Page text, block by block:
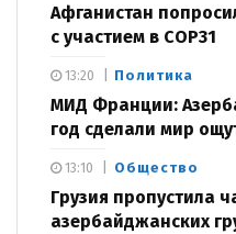
Афганистан
с участием в COP31
Политика
МИД Франции:
год сделали мир
13:20
Общество
Грузия пропустила
азербайджанских
13:10